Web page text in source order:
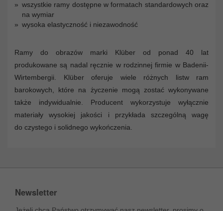
wszystkie ramy dostępne w formatach standardowych oraz
na wymiar
wysoka elastyczność i niezawodność
Ramy do obrazów marki Klüber od ponad 40 lat
produkowane są nadal ręcznie w rodzinnej firmie w Badenii-
Wirtembergii. Klüber oferuje wiele różnych listw ram
barokowych, które na życzenie mogą zostać wykonywane
także indywidualnie. Producent wykorzystuje wyłącznie
materiały wysokiej jakości i przykłada szczególną wagę
do czystego i solidnego wykończenia.
Newsletter